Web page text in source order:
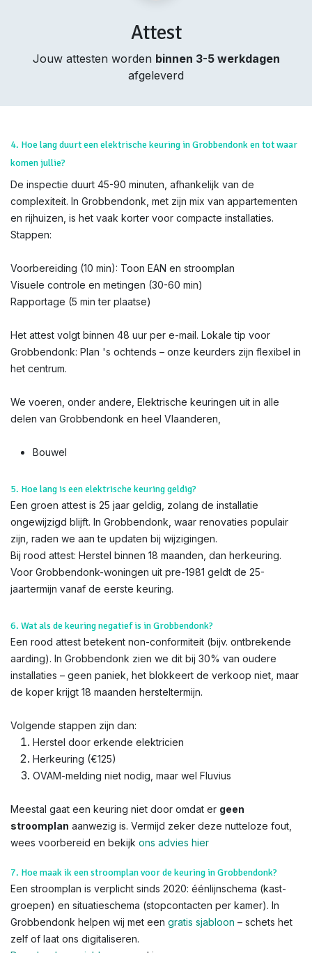
Attest
Jouw attesten worden binnen 3-5 werkdagen
afgeleverd
4. Hoe lang duurt een elektrische keuring in Grobbendonk en tot waar
komen jullie?
De inspectie duurt 45-90 minuten, afhankelijk van de
complexiteit. In Grobbendonk, met zijn mix van appartementen
en rijhuizen, is het vaak korter voor compacte installaties.
Stappen:
Voorbereiding (10 min): Toon EAN en stroomplan
Visuele controle en metingen (30-60 min)
Rapportage (5 min ter plaatse)
Het attest volgt binnen 48 uur per e-mail. Lokale tip voor
Grobbendonk: Plan 's ochtends – onze keurders zijn flexibel in
het centrum.
We voeren, onder andere, Elektrische keuringen uit in alle
delen van Grobbendonk en heel Vlaanderen,
Bouwel
5. Hoe lang is een elektrische keuring geldig?
Een groen attest is 25 jaar geldig, zolang de installatie
ongewijzigd blijft. In Grobbendonk, waar renovaties populair
zijn, raden we aan te updaten bij wijzigingen.
Bij rood attest: Herstel binnen 18 maanden, dan herkeuring.
Voor Grobbendonk-woningen uit pre-1981 geldt de 25-
jaartermijn vanaf de eerste keuring.
6. Wat als de keuring negatief is in Grobbendonk?
Een rood attest betekent non-conformiteit (bijv. ontbrekende
aarding). In Grobbendonk zien we dit bij 30% van oudere
installaties – geen paniek, het blokkeert de verkoop niet, maar
de koper krijgt 18 maanden hersteltermijn.
Volgende stappen zijn dan:
Herstel door erkende elektricien
Herkeuring (€125)
OVAM-melding niet nodig, maar wel Fluvius
Meestal gaat een keuring niet door omdat er geen
stroomplan aanwezig is. Vermijd zeker deze nutteloze fout,
wees voorbereid en bekijk ons advies hier
7. Hoe maak ik een stroomplan voor de keuring in Grobbendonk?
Een stroomplan is verplicht sinds 2020: éénlijnschema (kast-
groepen) en situatieschema (stopcontacten per kamer). In
Grobbendonk helpen wij met een gratis sjabloon – schets het
zelf of laat ons digitaliseren.